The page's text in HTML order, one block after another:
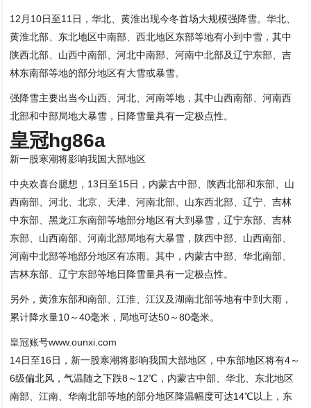
12月10日至11日，华北、黄淮出现今冬首场大规模强降雪。华北、
黄淮北部、东北地区中南部、西北地区东部等地有小到中雪，其中
陕西北部、山西中南部、河北中南部、河南中北部及辽宁东部、吉
林东南部等地的部分地区有大雪或暴雪。
强降雪主要出当今山西、河北、河南等地，其中山西南部、河南西
北部和中部局地大暴雪，日降雪量具有一定极点性。
皇冠hg86a
新一股寒潮将影响我国大部地区
中央欢喜台臆想，13日至15日，内蒙古中部、陕西北部和东部、山
西南部、河北、北京、天津、河南北部、山东西北部、辽宁、吉林
中东部、黑龙江东南部等地部分地区有大到暴雪，辽宁东部、吉林
东部、山西南部、河南北部局地有大暴雪，陕西中部、山西南部、
河南中北部等地部分地区有冻雨。其中，内蒙古中部、华北南部、
吉林东部、辽宁东部等地日降雪量具有一定极点性。
另外，黄淮东部和南部、江淮、江汉及湖南北部等地有中到大雨，
累计降水量10～40毫米，局地可达50～80毫米。
皇冠账号www.ounxi.com
14日至16日，新一股寒潮将影响我国大部地区，中东部地区将有4～
6级偏北风，气温随之下跌8～12℃，内蒙古中部、华北、东北地区
南部、江南、华南北部等地的部分地区降温幅度可达14℃以上，东